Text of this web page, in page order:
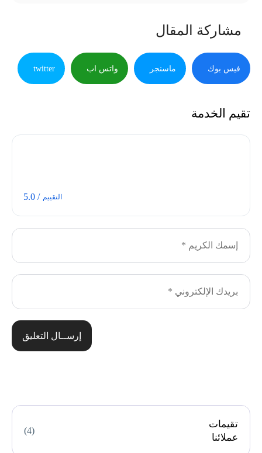
مشاركة المقال
فيس بوك ماسنجر واتس اب twitter
تقيم الخدمة
التقييم / 5.0
إرســال التعليق
تقيمات
عملائنا
(4)